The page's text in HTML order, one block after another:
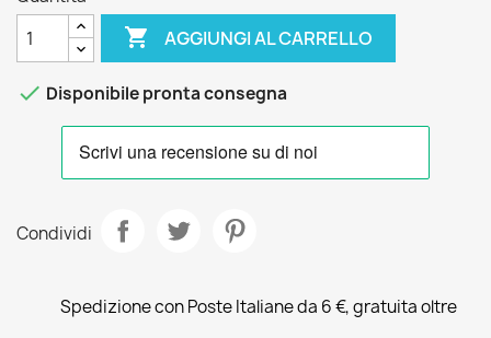
 AGGIUNGI AL CARRELLO
 Disponibile pronta consegna
Condividi
Spedizione con Poste Italiane da 6 €, gratuita oltre